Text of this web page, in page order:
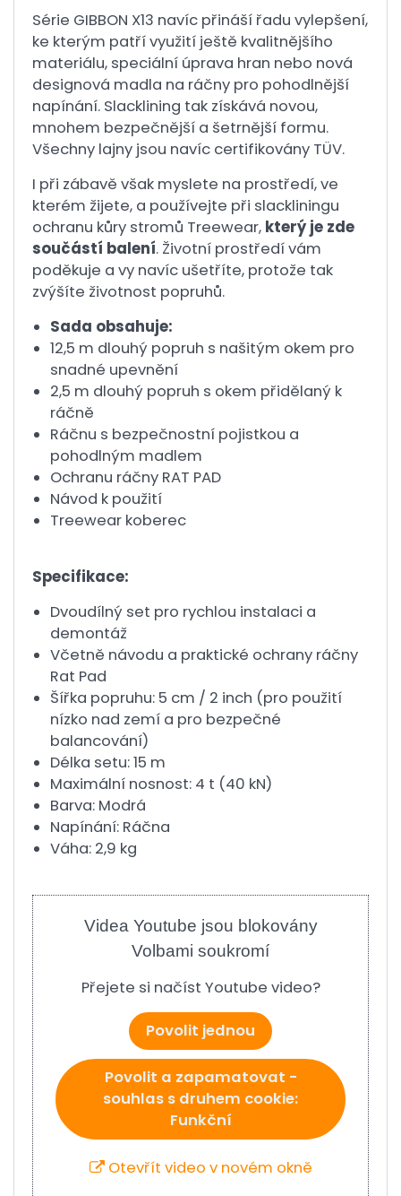
Série GIBBON X13 navíc přináší řadu vylepšení,
ke kterým patří využití ještě kvalitnějšího
materiálu, speciální úprava hran nebo nová
designová madla na ráčny pro pohodlnější
napínání. Slacklining tak získává novou,
mnohem bezpečnější a šetrnější formu.
Všechny lajny jsou navíc certifikovány TÜV.
I při zábavě však myslete na prostředí, ve
kterém žijete, a používejte při slackliningu
ochranu kůry stromů Treewear, který je zde
součástí balení. Životní prostředí vám
poděkuje a vy navíc ušetříte, protože tak
zvýšíte životnost popruhů.
Sada obsahuje:
12,5 m dlouhý popruh s našitým okem pro
snadné upevnění
2,5 m dlouhý popruh s okem přidělaný k
ráčně
Ráčnu s bezpečnostní pojistkou a
pohodlným madlem
Ochranu ráčny RAT PAD
Návod k použití
Treewear koberec
Specifikace:
Dvoudílný set pro rychlou instalaci a
demontáž
Včetně návodu a praktické ochrany ráčny
Rat Pad
Šířka popruhu: 5 cm / 2 inch (pro použití
nízko nad zemí a pro bezpečné
balancování)
Délka setu: 15 m
Maximální nosnost: 4 t (40 kN)
Barva: Modrá
Napínání: Ráčna
Váha: 2,9 kg
Videa Youtube jsou blokovány
Volbami soukromí
Přejete si načíst Youtube video?
Povolit jednou
Povolit a zapamatovat -
souhlas s druhem cookie:
Funkční
Otevřít video v novém okně